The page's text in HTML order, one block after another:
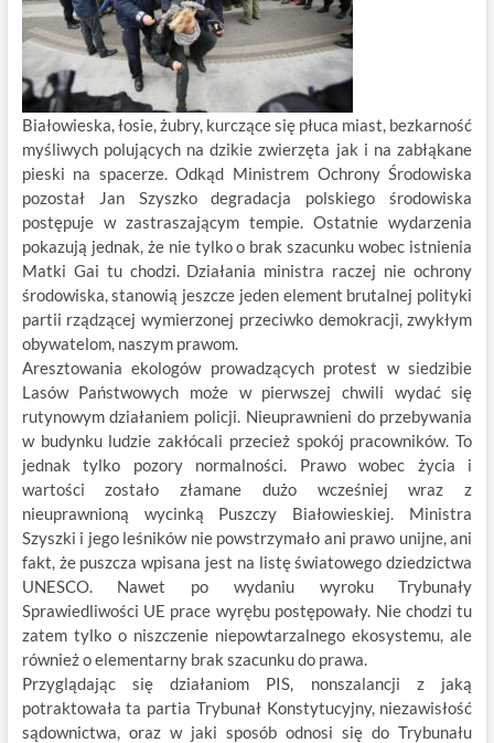
Białowieska, łosie, żubry, kurczące się płuca miast, bezkarność
myśliwych polujących na dzikie zwierzęta jak i na zabłąkane
pieski na spacerze. Odkąd Ministrem Ochrony Środowiska
pozostał Jan Szyszko degradacja polskiego środowiska
postępuje w zastraszającym tempie. Ostatnie wydarzenia
pokazują jednak, że nie tylko o brak szacunku wobec istnienia
Matki Gai tu chodzi. Działania ministra raczej nie ochrony
środowiska, stanowią jeszcze jeden element brutalnej polityki
partii rządzącej wymierzonej przeciwko demokracji, zwykłym
obywatelom, naszym prawom.
Aresztowania ekologów prowadzących protest w siedzibie
Lasów Państwowych może w pierwszej chwili wydać się
rutynowym działaniem policji. Nieuprawnieni do przebywania
w budynku ludzie zakłócali przecież spokój pracowników. To
jednak tylko pozory normalności. Prawo wobec życia i
wartości zostało złamane dużo wcześniej wraz z
nieuprawnioną wycinką Puszczy Białowieskiej. Ministra
Szyszki i jego leśników nie powstrzymało ani prawo unijne, ani
fakt, że puszcza wpisana jest na listę światowego dziedzictwa
UNESCO. Nawet po wydaniu wyroku Trybunały
Sprawiedliwości UE prace wyrębu postępowały. Nie chodzi tu
zatem tylko o niszczenie niepowtarzalnego ekosystemu, ale
również o elementarny brak szacunku do prawa.
Przyglądając się działaniom PIS, nonszalancji z jaką
potraktowała ta partia Trybunał Konstytucyjny, niezawisłość
sądownictwa, oraz w jaki sposób odnosi się do Trybunału